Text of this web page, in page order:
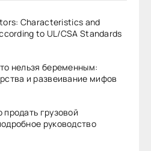
Characteristics and
to UL/CSA Standards
нельзя беременным:
и развеивание мифов
продать грузовой
руководство